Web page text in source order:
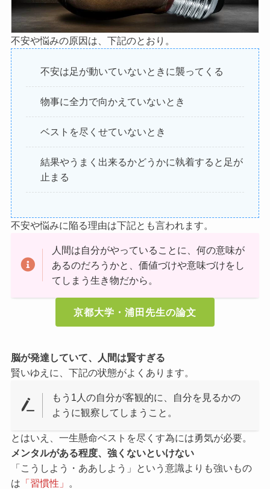
不安や悩みの原因は、下記のとおり。
不安は足が動いていないときに襲ってくる
物事に全力で向かえていないとき
ベストを尽くせていないとき
結果やうまく出来るかどうかに執着すると足が
止まる
不安や悩みに陥る理由は下記とも言われます。
人間は自分がやっていることに、何の意味が
あるのだろうかと、価値づけや意味づけをし
てしまう生き物だから。
京都大学・浦田先生の論文
脳が発達していて、人間は賢すぎる
賢いゆえに、下記の状態がよくあります。
もう1人の自分が客観的に、自分を見るかの
ように観察してしまうこと。
とはいえ、一生懸命ベストを尽くす為には勇気が必要。
メンタルがある程度、強くないといけない
「こうしよう・ああしよう」という意識よりも強いもの
は 「習慣性」